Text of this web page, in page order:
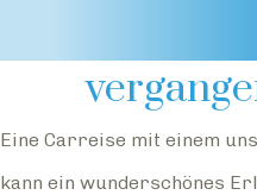
Eine Carreise mit einem
kann ein wunderschönes